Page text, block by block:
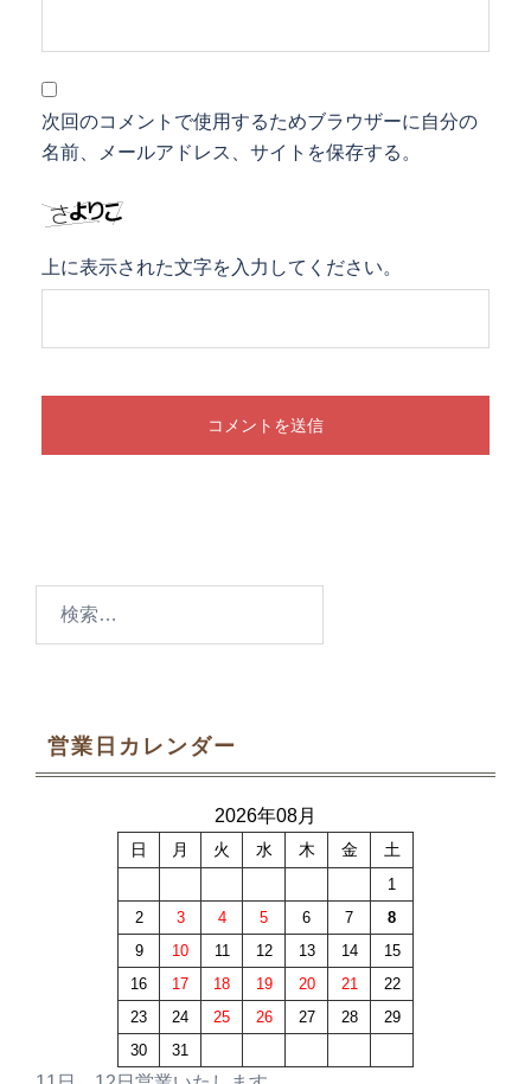
次回のコメントで使用するためブラウザーに自分の
名前、メールアドレス、サイトを保存する。
上に表示された文字を入力してください。
営業日カレンダー
2026年08月
日 月 火 水 木 金 土
1
2
3 4 5 6 7
8
9
10 11 12 13 14
15
16
17 18 19 20 21
22
23
24 25 26 27 28
29
30
31